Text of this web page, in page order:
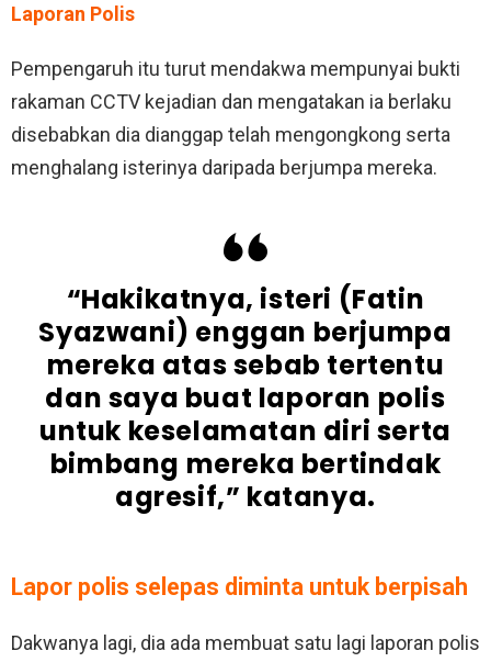
Laporan Polis
Pempengaruh itu turut mendakwa mempunyai bukti
rakaman CCTV kejadian dan mengatakan ia berlaku
disebabkan dia dianggap telah mengongkong serta
menghalang isterinya daripada berjumpa mereka.
“Hakikatnya, isteri (Fatin
Syazwani) enggan berjumpa
mereka atas sebab tertentu
dan saya buat laporan polis
untuk keselamatan diri serta
bimbang mereka bertindak
agresif,” katanya.
Lapor polis selepas diminta untuk berpisah
Dakwanya lagi, dia ada membuat satu lagi laporan polis